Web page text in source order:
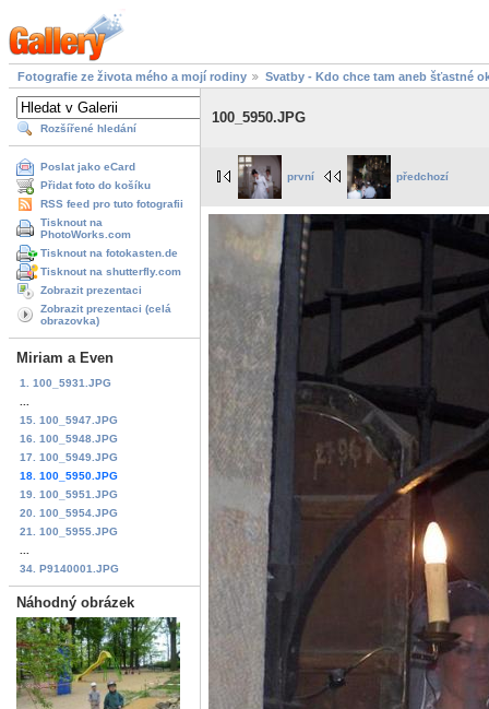
Fotografie ze života mého a mojí rodiny Svatby - Kdo chce tam aneb šťastné
Rozšířené hledání
Poslat jako eCard
Přidat foto do košíku
RSS feed pro tuto fotografii
Tisknout na
PhotoWorks.com
Tisknout na fotokasten.de
Tisknout na shutterfly.com
Zobrazit prezentaci
Zobrazit prezentaci (celá
obrazovka)
Miriam a Even
1. 100_5931.JPG
15. 100_5947.JPG
16. 100_5948.JPG
17. 100_5949.JPG
18. 100_5950.JPG
19. 100_5951.JPG
20. 100_5954.JPG
21. 100_5955.JPG
34. P9140001.JPG
Náhodný obrázek
100_5950.JPG
první předchozí